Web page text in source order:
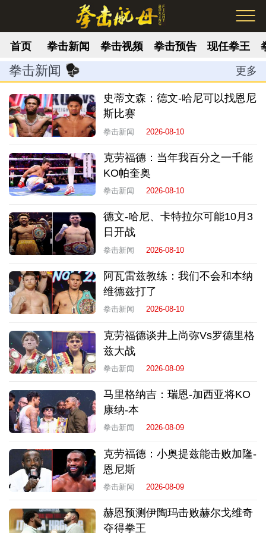
首页 拳击新闻 拳击视频 拳击预告 现任拳王
更多
拳击新闻
史蒂文森：德文-哈尼可以找恩尼
斯比赛
拳击新闻 2026-08-10
克劳福德：当年我百分之一千能
KO帕奎奥
拳击新闻 2026-08-10
德文-哈尼、卡特拉尔可能10月3
日开战
拳击新闻 2026-08-10
阿瓦雷兹教练：我们不会和本纳
维德兹打了
拳击新闻 2026-08-10
克劳福德谈井上尚弥Vs罗德里格
兹大战
拳击新闻 2026-08-09
马里格纳吉：瑞恩-加西亚将KO
康纳-本
拳击新闻 2026-08-09
克劳福德：小奥提兹能击败加隆-
恩尼斯
拳击新闻 2026-08-09
赫恩预测伊陶玛击败赫尔戈维奇
夺得拳王